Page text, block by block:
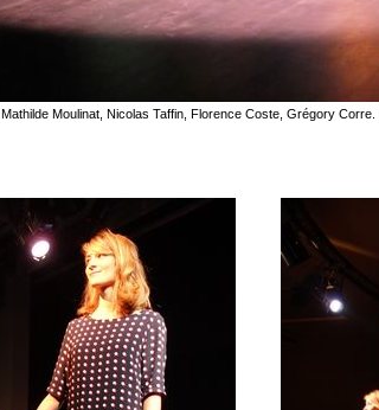
Mathilde Moulinat, Nicolas Taffin, Florence Coste, Grégory Corre.